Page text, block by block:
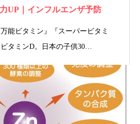
UP｜インフルエンザ予防
能ビタミン』『スーパービタミ
タミンD。日本の子供30…